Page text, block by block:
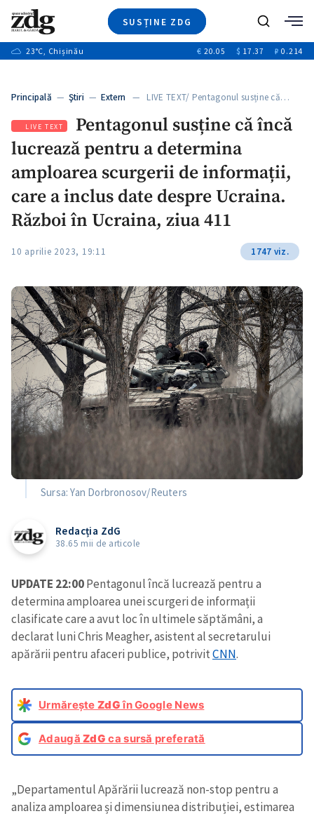
SUSȚINE ZDG
Ştiri
+6
Video
Special
+1
Blog
+2
ZdGust
Caută
23°C, Chișinău € 20.05 $ 17.37 ₽ 0.214
Principală — Ştiri — Extern — LIVE TEXT/ Pentagonul susține că…
LIVE TEXT
Pentagonul susține că încă
lucrează pentru a determina
amploarea scurgerii de informații,
care a inclus date despre Ucraina.
Război în Ucraina, ziua 411
10 aprilie 2023, 19:11 1747 viz.
Sursa: Yan Dorbronosov/Reuters
Redacția ZdG
38.65 mii de articole
UPDATE 22:00Pentagonul încă lucrează pentru a
determina amploarea unei scurgeri de informații
clasificate care a avut loc în ultimele săptămâni, a
declarat luni Chris Meagher, asistent al secretarului
apărării pentru afaceri publice, potrivitCNN.
Urmărește ZdGîn Google News
AdaugăZdG ca sursă preferată
„Departamentul Apărării lucrează non-stop pentru a
analiza amploarea și dimensiunea distribuției, estimarea